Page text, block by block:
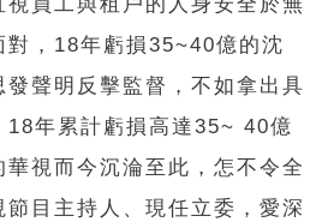
對，18年虧損35~40億的沈
聲明反擊監督，不如拿出具
18年累計虧損高達35~ 40億
視而今沉淪至此，怎不令全
目主持人、現任立委，愛深